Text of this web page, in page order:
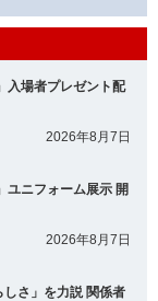
入場者プレゼント配
2026年8月7日
ユニフォーム展示 開
2026年8月7日
さ」を力説 関係者